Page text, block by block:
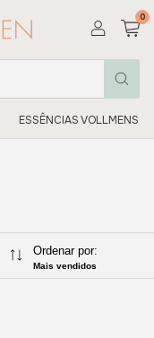
0
ESSÊNCIAS VOLLMENS
Ordenar por:
Mais vendidos